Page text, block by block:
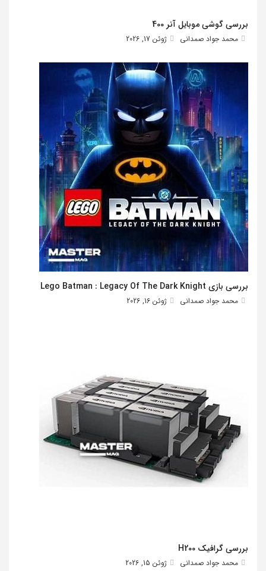
بررسی گوشی موبایل آنر 400
محمد جواد صمدانی ژوئن 17, 2026
بررسی بازی Lego Batman : Legacy Of The Dark Knight
محمد جواد صمدانی ژوئن 16, 2026
بررسی گرافیک H200
محمد جواد صمدانی ژوئن 15, 2026